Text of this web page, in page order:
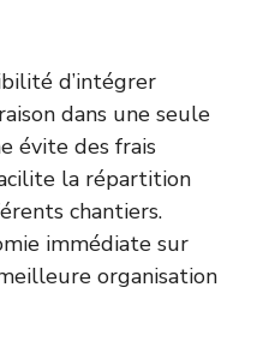
d’intégrer
dans une seule
évite des frais
la répartition
chantiers.
immédiate sur
organisation